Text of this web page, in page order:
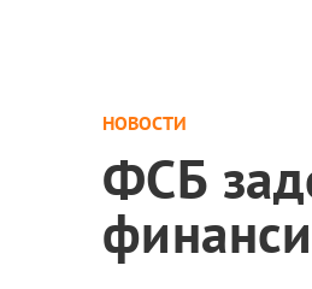
НОВОСТИ
ФСБ